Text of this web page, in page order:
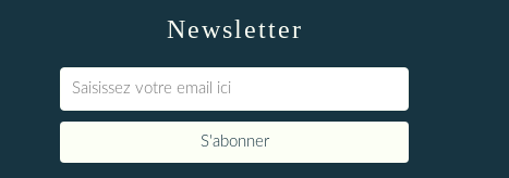
Newsletter